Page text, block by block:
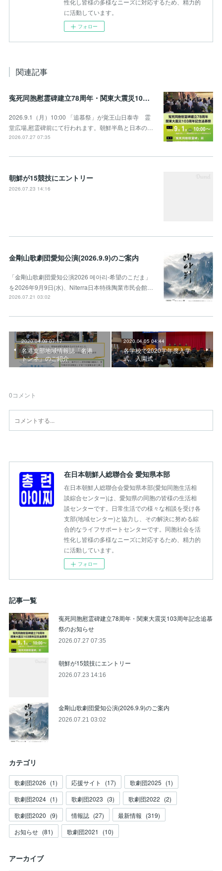
性化し皆様の多様なニーズに対応するため、精力的
に活動しています。
フォロー
関連記事
寃死同胞慰霊碑建立78周年・関東大震災103周年記念追慕祭のお知らせ
2026.9.1（月）10:00 「追慕祭」が覚王山日泰寺 霊
堂広場,慰霊碑前にて行われます。朝鮮半島と日本の…
2026.07.27 07:35
朝鮮が15競技にエントリー
2026.07.23 14:16
金剛山歌劇団愛知公演(2026.9.9)のご案内
「金剛山歌劇団愛知公演2026 메아리-希望のこだま」
を2026年9月9日(水)、Niterra日本特殊陶業市民会館…
2026.07.21 03:02
2020.04.09 07:17
名港支部地域情報誌「名港
トンネ」のご紹介
2020.04.05 04:44
各学校で2020学年度入学
式、入園式
0コメント
在日本朝鮮人総聯合会 愛知県本部
在日本朝鮮人総聯合会愛知県本部(愛知同胞生活相
談綜合センター)は、愛知県の同胞の皆様の生活相
談センターです。日常生活での様々な相談を受け各
支部(地域センター)と協力し、その解決に努める綜
合的なライフサポートセンターです。同胞社会を活
性化し皆様の多様なニーズに対応するため、精力的
に活動しています。
フォロー
記事一覧
寃死同胞慰霊碑建立78周年・関東大震災103周年記念追慕
祭のお知らせ
2026.07.27 07:35
朝鮮が15競技にエントリー
2026.07.23 14:16
金剛山歌劇団愛知公演(2026.9.9)のご案内
2026.07.21 03:02
カテゴリ
歌劇団2026 (1) 応援サイト (17) 歌劇団2025 (1)
歌劇団2024 (1) 歌劇団2023 (3) 歌劇団2022 (2)
歌劇団2020 (9) 情報誌 (27) 最新情報 (319)
お知らせ (81) 歌劇団2021 (10)
アーカイブ